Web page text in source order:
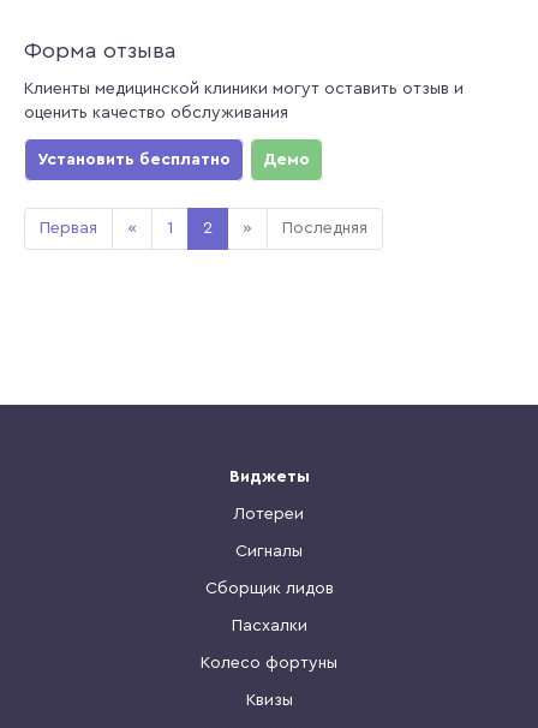
Форма отзыва
Клиенты медицинской клиники могут оставить отзыв и
оценить качество обслуживания
Установить бесплатно Демо
Первая « 1 2 » Последняя
Виджеты
Лотереи
Сигналы
Сборщик лидов
Пасхалки
Колесо фортуны
Квизы